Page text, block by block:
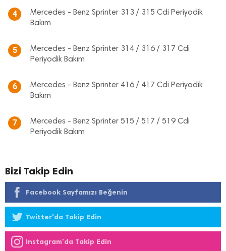
4
Mercedes - Benz Sprinter 313 / 315 Cdi Periyodik
Bakım
5
Mercedes - Benz Sprinter 314 / 316 / 317 Cdi
Periyodik Bakım
6
Mercedes - Benz Sprinter 416 / 417 Cdi Periyodik
Bakım
7
Mercedes - Benz Sprinter 515 / 517 / 519 Cdi
Periyodik Bakım
Bizi Takip Edin
Facebook Sayfamızı Beğenin
Twitter'da Takip Edin
Instagram'da Takip Edin